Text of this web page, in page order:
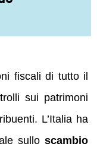
fiscali di tutto il
sui patrimoni
L’Italia ha
sullo scambio